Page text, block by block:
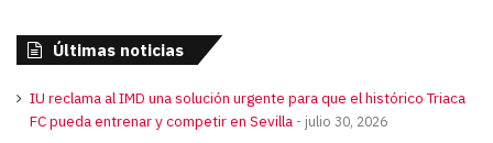
Últimas noticias
IU reclama al IMD una solución urgente para que el histórico Triaca
FC pueda entrenar y competir en Sevilla
julio 30, 2026